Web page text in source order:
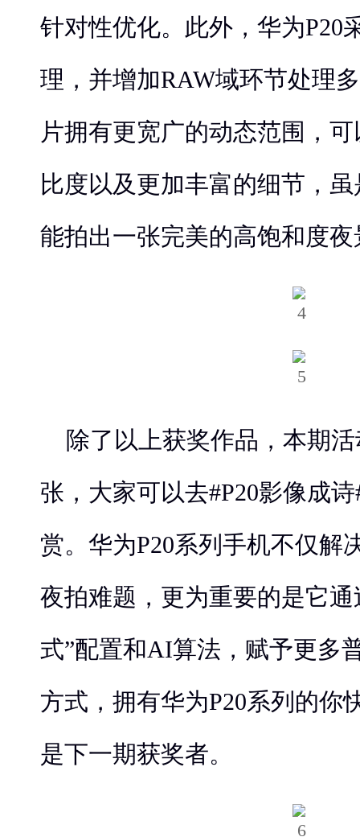
针对性优化。此外，华为P20
理，并增加RAW域环节处理
片拥有更宽广的动态范围，
比度以及更加丰富的细节，
能拍出一张完美的高饱和度
除了以上获奖作品，本期
张，大家可以去#P20影像成
赏。华为P20系列手机不仅解
夜拍难题，更为重要的是它
式”配置和AI算法，赋予更多
方式，拥有华为P20系列的你
是下一期获奖者。